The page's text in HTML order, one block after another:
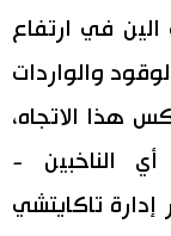
في ارتفاع
والواردات
هذا الاتجاه،
الناخبين -
تاكايتشي